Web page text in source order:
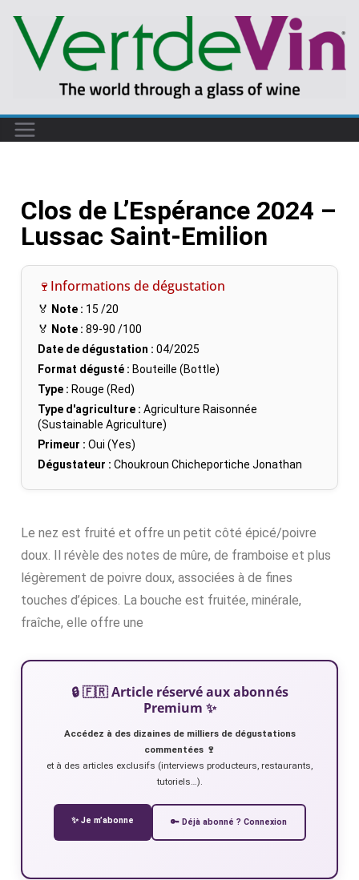
Clos de L’Espérance 2024 –
Lussac Saint-Emilion
🍷Informations de dégustation
🏅 Note : 15 /20
🏅 Note : 89-90 /100
Date de dégustation : 04/2025
Format dégusté : Bouteille (Bottle)
Type : Rouge (Red)
Type d'agriculture : Agriculture Raisonnée
(Sustainable Agriculture)
Primeur : Oui (Yes)
Dégustateur : Choukroun Chicheportiche Jonathan
Le nez est fruité et offre un petit côté épicé/poivre
doux. Il révèle des notes de mûre, de framboise et plus
légèrement de poivre doux, associées à de fines
touches d’épices. La bouche est fruitée, minérale,
fraîche, elle offre une
🔒 🇫🇷 Article réservé aux abonnés
Premium ✨
Accédez à des dizaines de milliers de dégustations
commentées 🍷
et à des articles exclusifs (interviews producteurs, restaurants,
tutoriels…).
✨ Je m’abonne 🔑 Déjà abonné ? Connexion